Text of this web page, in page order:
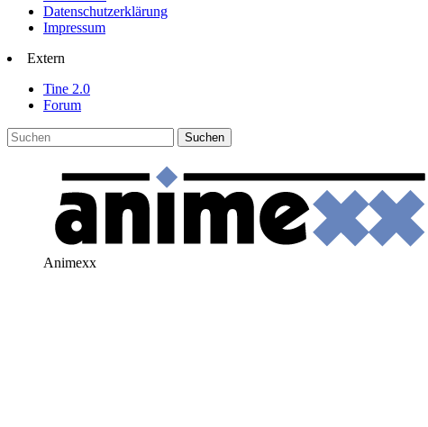
Datenschutzerklärung
Impressum
Extern
Tine 2.0
Forum
Animexx